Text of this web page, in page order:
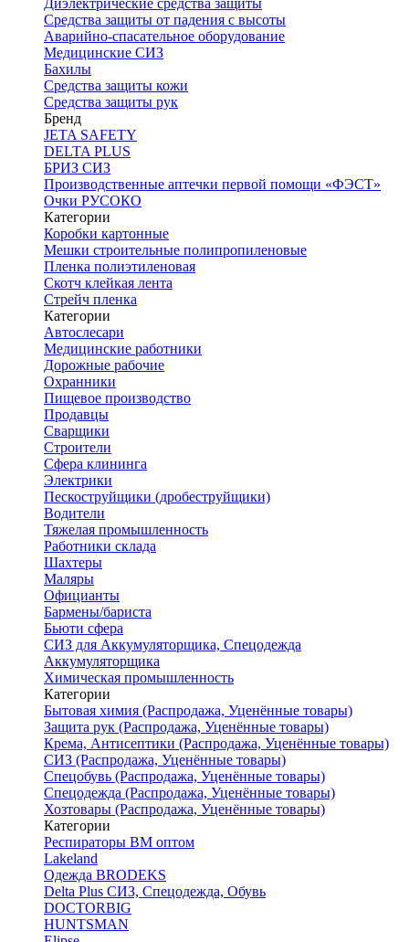
Диэлектрические средства защиты
Средства защиты от падения с высоты
Аварийно-спасательное оборудование
Медицинские СИЗ
Бахилы
Средства защиты кожи
Средства защиты рук
Бренд
JETA SAFETY
DELTA PLUS
БРИЗ СИЗ
Производственные аптечки первой помощи «ФЭСТ»
Очки РУСОКО
Категории
Коробки картонные
Мешки строительные полипропиленовые
Пленка полиэтиленовая
Скотч клейкая лента
Стрейч пленка
Категории
Автослесари
Медицинские работники
Дорожные рабочие
Охранники
Пищевое производство
Продавцы
Сварщики
Строители
Сфера клининга
Электрики
Пескоструйщики (дробеструйщики)
Водители
Тяжелая промышленность
Работники склада
Шахтеры
Маляры
Официанты
Бармены/бариста
Бьюти сфера
СИЗ для Аккумуляторщика, Спецодежда
Аккумуляторщика
Химическая промышленность
Категории
Бытовая химия (Распродажа, Уценённые товары)
Защита рук (Распродажа, Уценённые товары)
Крема, Антисептики (Распродажа, Уценённые товары)
СИЗ (Распродажа, Уценённые товары)
Спецобувь (Распродажа, Уценённые товары)
Спецодежда (Распродажа, Уценённые товары)
Хозтовары (Распродажа, Уценённые товары)
Категории
Респираторы ВМ оптом
Lakeland
Одежда BRODEKS
Delta Plus СИЗ, Спецодежда, Обувь
DOCTORBIG
HUNTSMAN